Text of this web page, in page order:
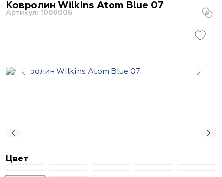
Ковролин Wilkins Atom Blue 07
Артикул: 1000006
Цвет